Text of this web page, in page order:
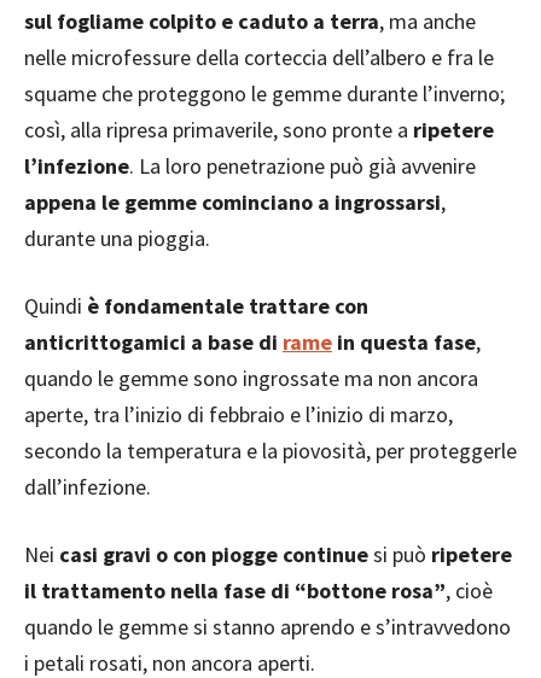
sul fogliame colpito e caduto a terra, ma anche
nelle microfessure della corteccia dell’albero e fra le
squame che proteggono le gemme durante l’inverno;
così, alla ripresa primaverile, sono pronte a ripetere
l’infezione. La loro penetrazione può già avvenire
appena le gemme cominciano a ingrossarsi,
durante una pioggia.
Quindi è fondamentale trattare con
anticrittogamici a base di rame in questa fase,
quando le gemme sono ingrossate ma non ancora
aperte, tra l’inizio di febbraio e l’inizio di marzo,
secondo la temperatura e la piovosità, per proteggerle
dall’infezione.
Nei casi gravi o con piogge continuesi può ripetere
il trattamento nella fase di “bottone rosa”, cioè
quando le gemme si stanno aprendo e s’intravvedono
i petali rosati, non ancora aperti.